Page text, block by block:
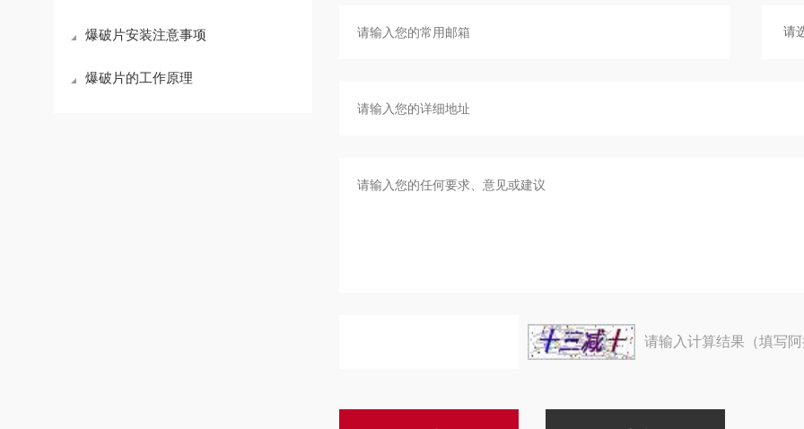
爆破片安装注意事项
爆破片的工作原理
请输入计算结果（填写